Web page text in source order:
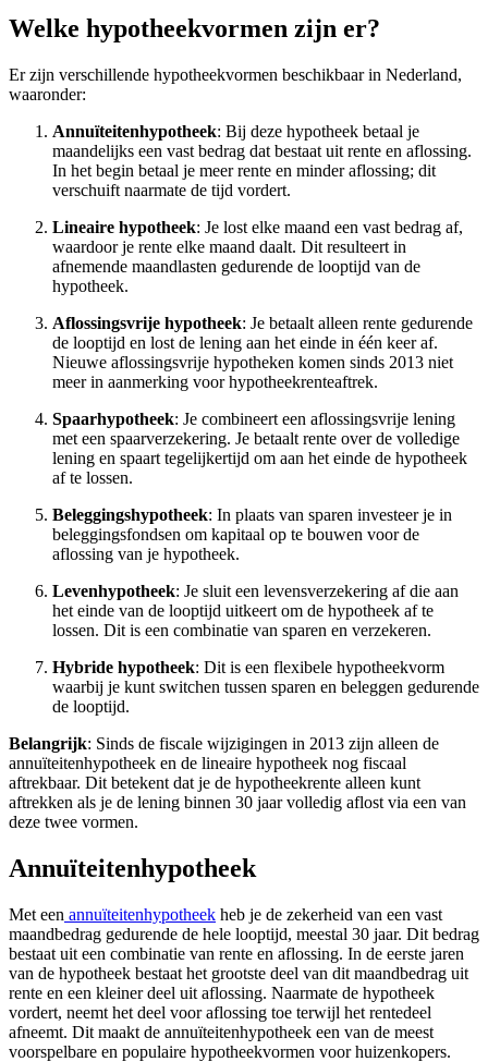
Welke hypotheekvormen zijn er?
Er zijn verschillende hypotheekvormen beschikbaar in Nederland,
waaronder:
Annuïteitenhypotheek: Bij deze hypotheek betaal je
maandelijks een vast bedrag dat bestaat uit rente en aflossing.
In het begin betaal je meer rente en minder aflossing; dit
verschuift naarmate de tijd vordert.
Lineaire hypotheek: Je lost elke maand een vast bedrag af,
waardoor je rente elke maand daalt. Dit resulteert in
afnemende maandlasten gedurende de looptijd van de
hypotheek.
Aflossingsvrije hypotheek: Je betaalt alleen rente gedurende
de looptijd en lost de lening aan het einde in één keer af.
Nieuwe aflossingsvrije hypotheken komen sinds 2013 niet
meer in aanmerking voor hypotheekrenteaftrek.
Spaarhypotheek: Je combineert een aflossingsvrije lening
met een spaarverzekering. Je betaalt rente over de volledige
lening en spaart tegelijkertijd om aan het einde de hypotheek
af te lossen.
Beleggingshypotheek: In plaats van sparen investeer je in
beleggingsfondsen om kapitaal op te bouwen voor de
aflossing van je hypotheek.
Levenhypotheek: Je sluit een levensverzekering af die aan
het einde van de looptijd uitkeert om de hypotheek af te
lossen. Dit is een combinatie van sparen en verzekeren.
Hybride hypotheek: Dit is een flexibele hypotheekvorm
waarbij je kunt switchen tussen sparen en beleggen gedurende
de looptijd.
Belangrijk: Sinds de fiscale wijzigingen in 2013 zijn alleen de
annuïteitenhypotheek en de lineaire hypotheek nog fiscaal
aftrekbaar. Dit betekent dat je de hypotheekrente alleen kunt
aftrekken als je de lening binnen 30 jaar volledig aflost via een van
deze twee vormen.
Annuïteitenhypotheek
Met een annuïteitenhypotheek heb je de zekerheid van een vast
maandbedrag gedurende de hele looptijd, meestal 30 jaar. Dit bedrag
bestaat uit een combinatie van rente en aflossing. In de eerste jaren
van de hypotheek bestaat het grootste deel van dit maandbedrag uit
rente en een kleiner deel uit aflossing. Naarmate de hypotheek
vordert, neemt het deel voor aflossing toe terwijl het rentedeel
afneemt. Dit maakt de annuïteitenhypotheek een van de meest
voorspelbare en populaire hypotheekvormen voor huizenkopers.